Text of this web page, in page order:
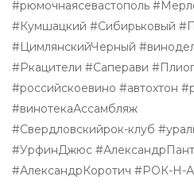
#рюмочнаясевастополь
#Кумшацкий #Сибирьковый
#ЦимлянскийЧерный
#Ркацители #Саперави
#российскоевино #автохтон
#винотекаАссамбляж
#Свердловскийрок-клуб
#УрфинДжюс
#АлександрКоротич #РОК-Н-